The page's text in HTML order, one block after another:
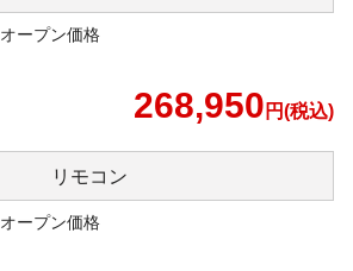
オープン価格
268,950 円(税込)
リモコン
オープン価格